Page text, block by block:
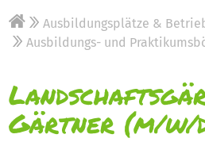
Ausbildungsplätze &
Ausbildungs- und
Gärtner (m/w/